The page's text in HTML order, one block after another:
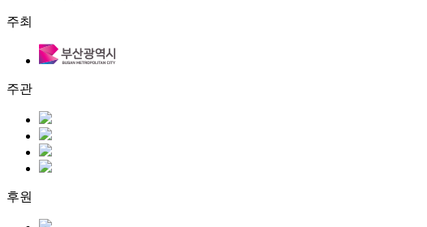
주최
주관
후원